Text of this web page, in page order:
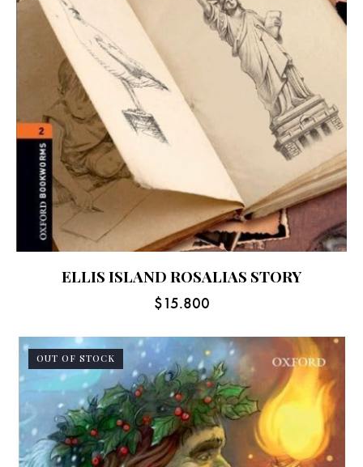
ELLIS ISLAND ROSALIAS STORY
$15.800
OUT OF STOCK